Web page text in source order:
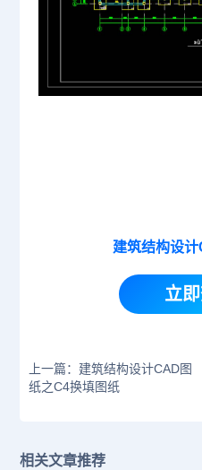
建筑结构设
立
上一篇：建筑结构设计CAD图
纸之C4换填图纸
相关文章推荐